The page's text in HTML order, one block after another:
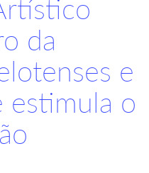
da
e
estimula o